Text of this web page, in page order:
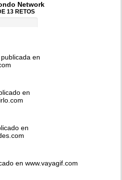
Network
13 RETOS
en
en
en
en www.vayagif.com